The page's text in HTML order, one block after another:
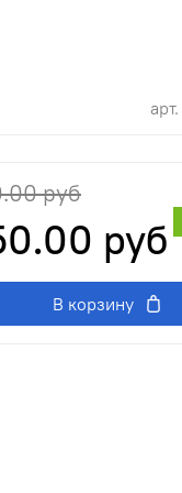
арт.
руб
руб
В корзину